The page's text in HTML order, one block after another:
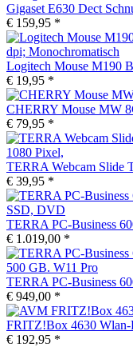
Gigaset E630 Dect
€ 159,95 *
Logitech Mouse M190
€ 19,95 *
CHERRY Mouse MW
€ 79,95 *
TERRA Webcam Slide
€ 39,95 *
TERRA PC-Business
€ 1.019,00 *
TERRA PC-Business
€ 949,00 *
FRITZ!Box 4630 Wlan-
€ 192,95 *